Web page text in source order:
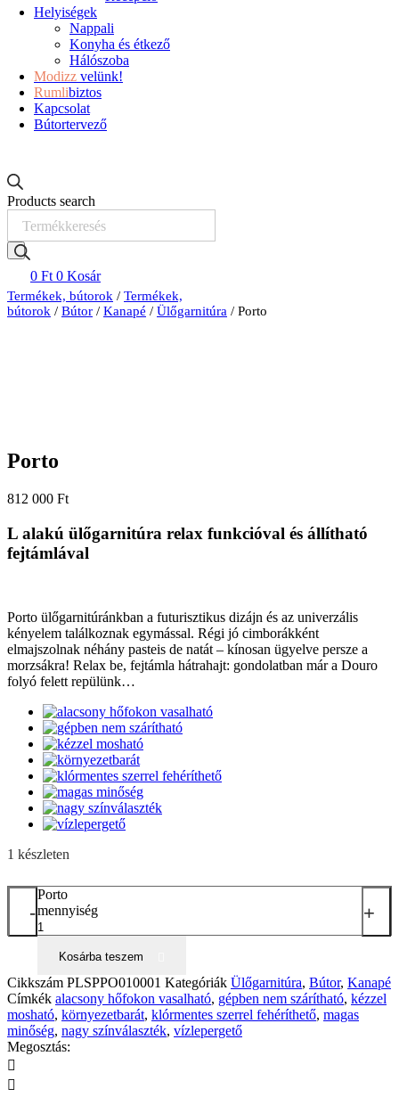
Helyiségek
Nappali
Konyha és étkező
Hálószoba
Modizz velünk!
Rumlibiztos
Kapcsolat
Bútortervező
Products search
0 Ft 0 Kosár
Termékek, bútorok / Termékek,
bútorok / Bútor / Kanapé / Ülőgarnitúra / Porto
Porto
812 000 Ft
L alakú ülőgarnitúra relax funkcióval és állítható
fejtámlával
Porto ülőgarnitúránkban a futurisztikus dizájn és az univerzális
kényelem találkoznak egymással. Régi jó cimborákként
elmajszolnak néhány pasteis de natát – kínosan ügyelve persze a
morzsákra! Relax be, fejtámla hátrahajt: gondolatban már a Douro
folyó felett repülünk…
1 készleten
-
Porto
mennyiség
+
Kosárba teszem
Cikkszám PLSPPO010001 Kategóriák Ülőgarnitúra, Bútor, Kanapé
Címkék alacsony hőfokon vasalható, gépben nem szárítható, kézzel
mosható, környezetbarát, klórmentes szerrel fehéríthető, magas
minőség, nagy színválaszték, vízlepergető
Megosztás: